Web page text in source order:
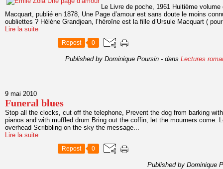
Le Livre de poche, 1961 Huitième
Macquart, publié en 1878, Une Page d’amour est sans doute le moins
oubliettes ? Hélène Grandjean, l’héroïne est la fille d’Ursule Macquart (
Lire la suite
Repost 0
Published by Dominique Poursin - dans Lectures
9 mai 2010
Funeral blues
Stop all the clocks, cut off the telephone, Prevent the dog from barking
pianos and with muffled drum Bring out the coffin, let the mourners come.
overhead Scribbling on the sky the message...
Lire la suite
Repost 0
Published by Dominique